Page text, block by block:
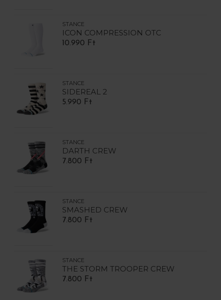
STANCE
ICON COMPRESSION OTC
10.990 Ft
STANCE
SIDEREAL 2
5.990 Ft
STANCE
DARTH CREW
7.800 Ft
STANCE
SMASHED CREW
7.800 Ft
STANCE
THE STORM TROOPER CREW
7.800 Ft